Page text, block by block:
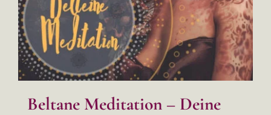
Beltane Meditation – Deine